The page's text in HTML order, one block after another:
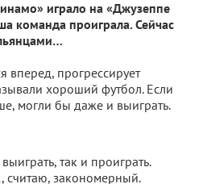
играло на «Джузеппе
команда проиграла. Сейчас
вперед, прогрессирует
хороший футбол. Если
могли бы даже и выиграть.
так и проиграть.
считаю, закономерный.